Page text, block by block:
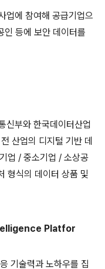
업에 참여해 공급기업으
인 등에 보안 데이터를
신부와 한국데이터산업
전 산업의 디지털 기반 데
업 / 중소기업 / 소상공
형식의 데이터 상품 및
Platfor
기술력과 노하우를 집